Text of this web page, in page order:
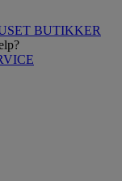
BUTIKKER